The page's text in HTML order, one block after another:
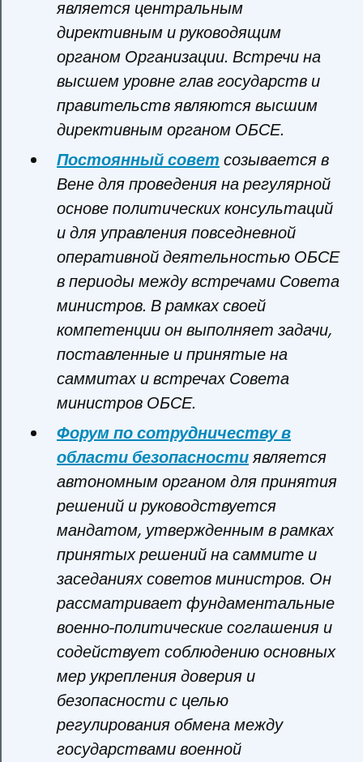
является центральным
директивным и руководящим
органом Организации. Встречи на
высшем уровне глав государств и
правительств являются высшим
директивным органом ОБСЕ.
Постоянный совет созывается в
Вене для проведения на регулярной
основе политических консультаций
и для управления повседневной
оперативной деятельностью ОБСЕ
в периоды между встречами Совета
министров. В рамках своей
компетенции он выполняет задачи,
поставленные и принятые на
саммитах и встречах Совета
министров ОБСЕ.
Форум по сотрудничеству в
области безопасностиявляется
автономным органом для принятия
решений и руководствуется
мандатом, утвержденным в рамках
принятых решений на саммите и
заседаниях советов министров. Он
рассматривает фундаментальные
военно-политические соглашения и
содействует соблюдению основных
мер укрепления доверия и
безопасности с целью
регулирования обмена между
государствами военной